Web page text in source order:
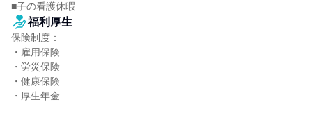
■子の看護休暇
福利厚生
保険制度：
・雇用保険
・労災保険
・健康保険
・厚生年金